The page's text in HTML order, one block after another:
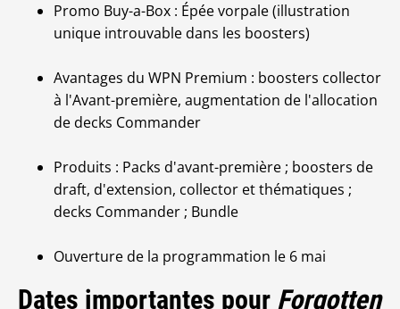
Promo Buy-a-Box : Épée vorpale (illustration
unique introuvable dans les boosters)
Avantages du WPN Premium : boosters collector
à l'Avant-première, augmentation de l'allocation
de decks Commander
Produits : Packs d'avant-première ; boosters de
draft, d'extension, collector et thématiques ;
decks Commander ; Bundle
Ouverture de la programmation le 6 mai
Dates importantes pour Forgotten